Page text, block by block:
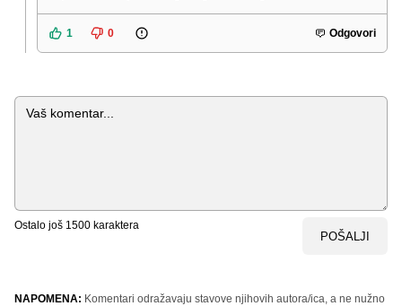
1 0 Odgovori
Komentar
Ostalo još 1500 karaktera
POŠALJI
NAPOMENA: Komentari odražavaju stavove njihovih autora/ica, a ne nužno